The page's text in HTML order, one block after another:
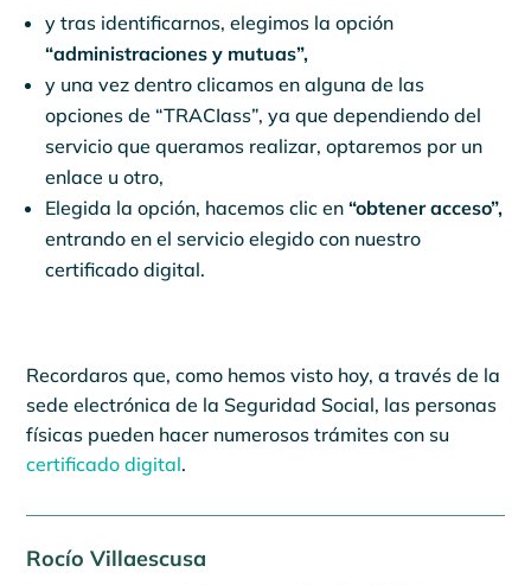
y tras identificarnos, elegimos la opción
“administraciones y mutuas”,
y una vez dentro clicamos en alguna de las
opciones de “TRACIass”, ya que dependiendo del
servicio que queramos realizar, optaremos por un
enlace u otro,
Elegida la opción, hacemos clic en“obtener acceso”,
entrando en el servicio elegido con nuestro
certificado digital.
Recordaros que, como hemos visto hoy, a través de la
sede electrónica de la Seguridad Social, las personas
físicas pueden hacer numerosos trámites con su
certificado digital.
Rocío Villaescusa